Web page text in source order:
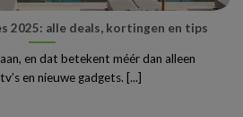
2025: alle deals, kortingen en tips
en dat betekent méér dan alleen
en nieuwe gadgets. [...]